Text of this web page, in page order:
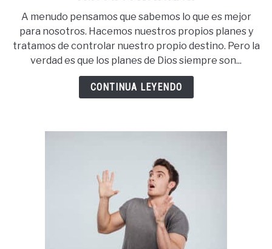
Planes
De
Dios
Son
Mejores
A menudo pensamos que sabemos lo que es mejor
para nosotros. Hacemos nuestros propios planes y
tratamos de controlar nuestro propio destino. Pero la
verdad es que los planes de Dios siempre son...
CONTINUA LEYENDO